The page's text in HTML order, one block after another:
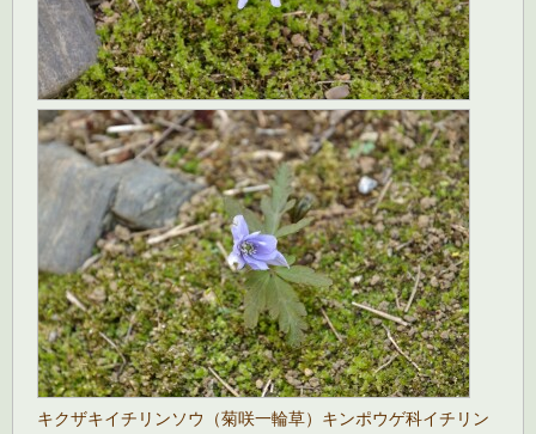
キクザキイチリンソウ（菊咲一輪草）キンポウゲ科イチリン